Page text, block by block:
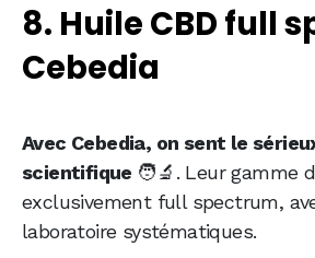
8. Huile CBD full
Cebedia
Avec Cebedia, on sent le
scientifique 🧑‍🔬. Leur gamme
exclusivement full spectrum,
laboratoire systématiques.